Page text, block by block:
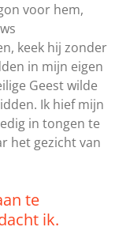
voor hem,
keek hij zonder
in mijn eigen
Geest wilde
Ik hief mijn
in tongen te
het gezicht van
te
ik.